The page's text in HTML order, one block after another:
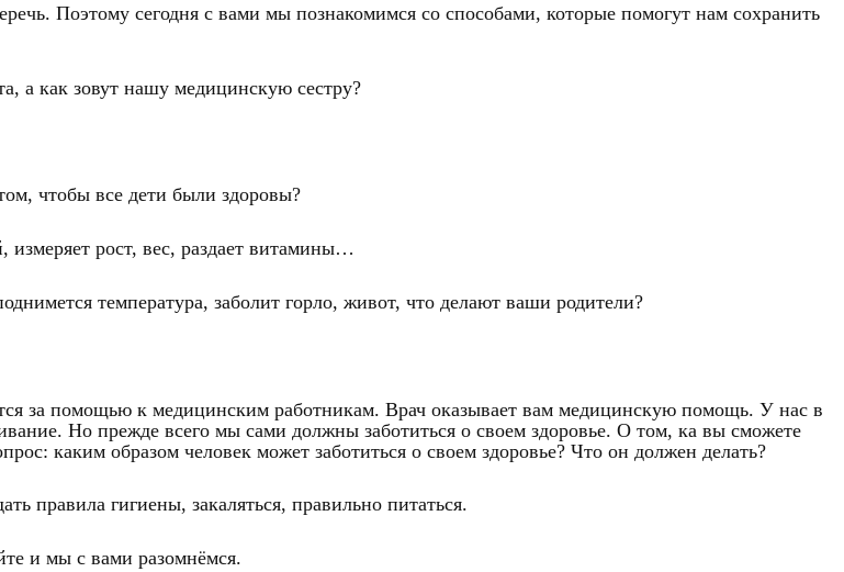
Поэтому сегодня с вами мы познакомимся со способами, которые помогут нам сохранить
а как зовут нашу медицинскую сестру?
чтобы все дети были здоровы?
измеряет рост, вес, раздает витамины…
температура, заболит горло, живот, что делают ваши родители?
за помощью к медицинским работникам. Врач оказывает вам медицинскую помощь. У нас в
Но прежде всего мы сами должны заботиться о своем здоровье. О том, ка вы сможете
каким образом человек может заботиться о своем здоровье? Что он должен делать?
правила гигиены, закаляться, правильно питаться.
и мы с вами разомнёмся.